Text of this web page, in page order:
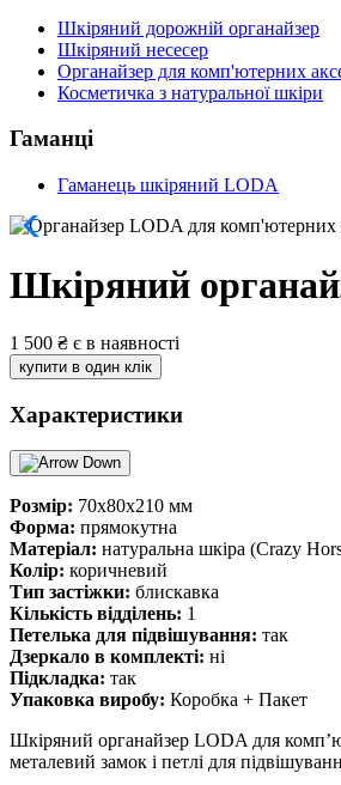
Шкіряний дорожній органайзер
Шкіряний несесер
Органайзер для комп'ютерних
Косметичка з натуральної шкіри
Гаманці
Гаманець шкіряний LODA
Шкіряний
1 500 ₴ є в наявності
купити в один клік
Характеристики
Розмір: 70х80х210 мм
Форма: прямокутна
Матеріал: натуральна шкіра (Crazy
Колір: коричневий
Тип застіжки: блискавка
Кількість відділень: 1
Петелька для підвішування: так
Дзеркало в комплекті: ні
Підкладка: так
Упаковка виробу: Коробка + Пакет
Шкіряний органайзер LODA для
металевий замок і петлі для